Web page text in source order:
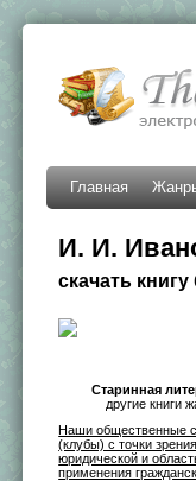
Главная
И. И.
скачать
Старинная
другие книги
Наши общественные
(клубы) с точки зрения
юридической и
применения